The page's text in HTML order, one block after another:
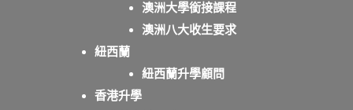
澳洲大學銜接課程
澳洲八大收生要求
紐西蘭
紐西蘭升學顧問
香港升學